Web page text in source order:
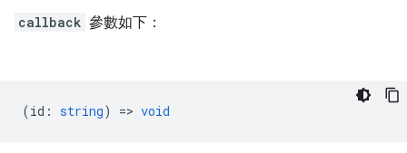
callback 參數如下：
(id : string) => void